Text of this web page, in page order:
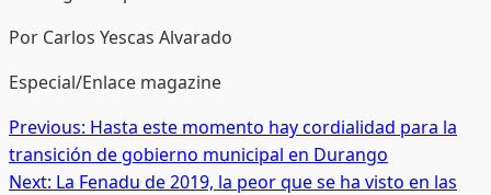
Por Carlos Yescas Alvarado
Especial/Enlace magazine
Post
navigation
Previous: Hasta este momento hay cordialidad para la
transición de gobierno municipal en Durango
Next: La Fenadu de 2019, la peor que se ha visto en las